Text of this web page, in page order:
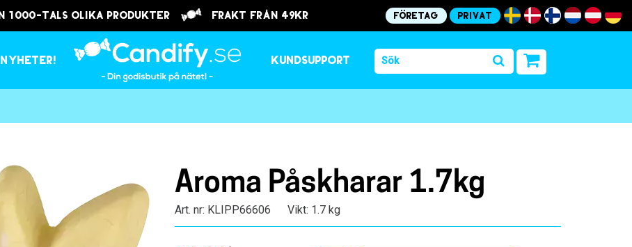
1000-tals olika produkter frakt från 49kr Företag Privat
Nyheter! Kundsupport
Aroma Påskharar 1.7kg
Art. nr: KLIPP66606 Vikt: 1.7 kg